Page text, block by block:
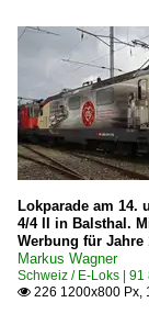
Lokparade am 14.
4/4 II in Balsthal.
Werbung für Jahre
Markus Wagner
Schweiz / E-Loks |
 226 1200x800 Px,